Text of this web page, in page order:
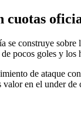
cuotas
se construye
pocos goles y los
de ataque
en el under de